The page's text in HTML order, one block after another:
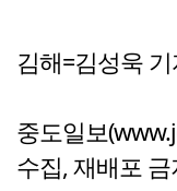
김해=김성욱
중도일보
수집, 재배포 금